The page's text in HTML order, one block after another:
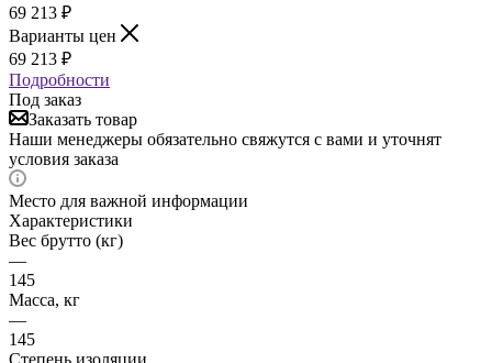
69 213 ₽
Варианты цен
69 213 ₽
Подробности
Под заказ
Заказать товар
Наши менеджеры обязательно свяжутся с вами и уточнят
условия заказа
Место для важной информации
Характеристики
Вес брутто (кг)
—
145
Масса, кг
—
145
Степень изоляции